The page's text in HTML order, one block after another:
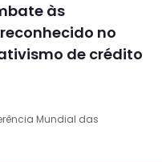
às
no
de crédito
Mundial das